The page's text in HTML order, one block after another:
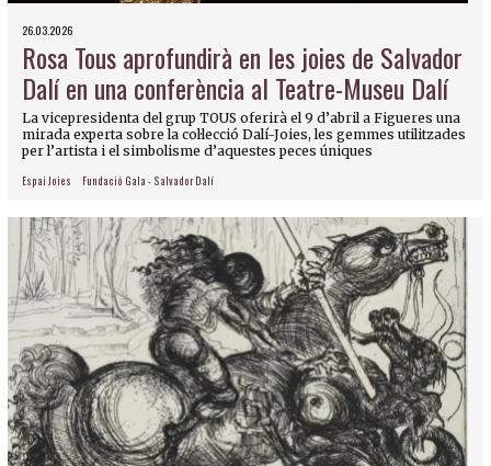
26.03.2026
Rosa Tous aprofundirà en les joies de Salvador
Dalí en una conferència al Teatre-Museu Dalí
La vicepresidenta del grup TOUS oferirà el 9 d’abril a Figueres una
mirada experta sobre la col·lecció Dalí-Joies, les gemmes utilitzades
per l’artista i el simbolisme d’aquestes peces úniques
Espai Joies Fundació Gala - Salvador Dalí